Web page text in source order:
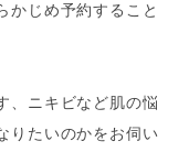
かじめ予約すること
、ニキビなど肌の悩
りたいのかをお伺い